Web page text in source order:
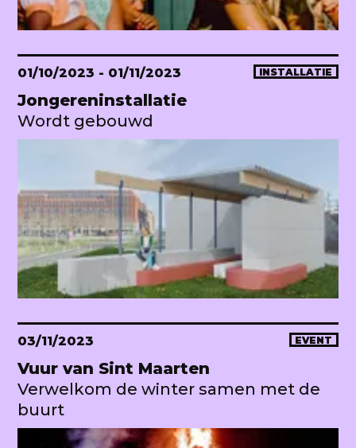
01/10/2023 - 01/11/2023 INSTALLATIE
Jongereninstallatie
Wordt gebouwd
03/11/2023 EVENT
Vuur van Sint Maarten
Verwelkom de winter samen met de
buurt